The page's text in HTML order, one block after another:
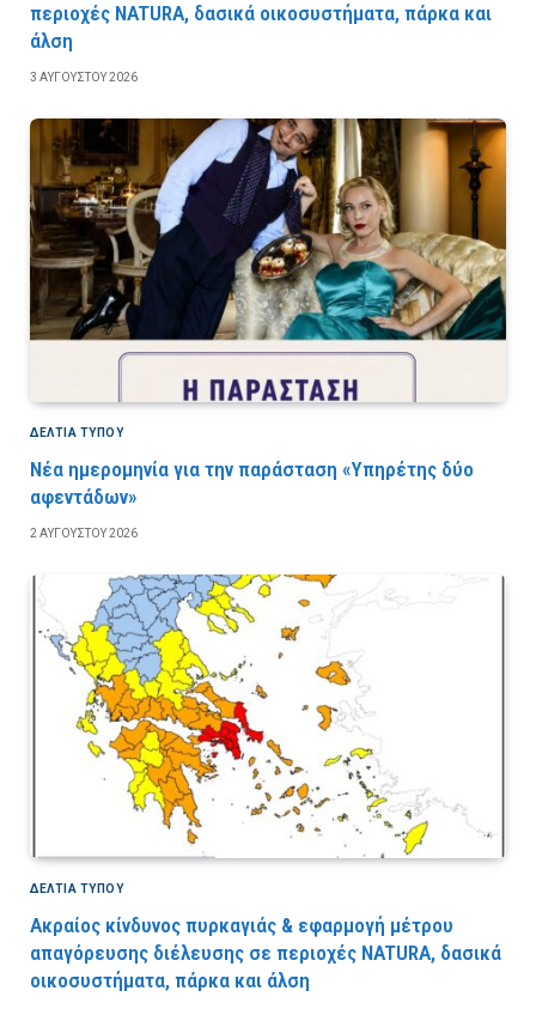
περιοχές NATURA, δασικά οικοσυστήματα, πάρκα και
άλση
3 ΑΥΓΟΎΣΤΟΥ 2026
ΔΕΛΤΙΑ ΤΥΠΟΥ
Νέα ημερομηνία για την παράσταση «Υπηρέτης δύο
αφεντάδων»
2 ΑΥΓΟΎΣΤΟΥ 2026
ΔΕΛΤΙΑ ΤΥΠΟΥ
Ακραίος κίνδυνος πυρκαγιάς & εφαρμογή μέτρου
απαγόρευσης διέλευσης σε περιοχές NATURA, δασικά
οικοσυστήματα, πάρκα και άλση